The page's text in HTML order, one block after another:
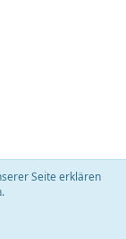
führt
Seite erklären